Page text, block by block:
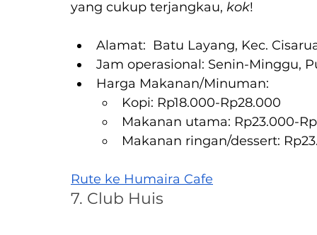
yang cukup terjangkau, kok!
Alamat:  Batu Layang, Kec.
Jam operasional: Senin-Minggu,
Harga Makanan/Minuman:
Kopi: Rp18.000-Rp28.000
Makanan utama: Rp23.000-
Makanan ringan/dessert:
Rute ke Humaira Cafe
7. Club Huis